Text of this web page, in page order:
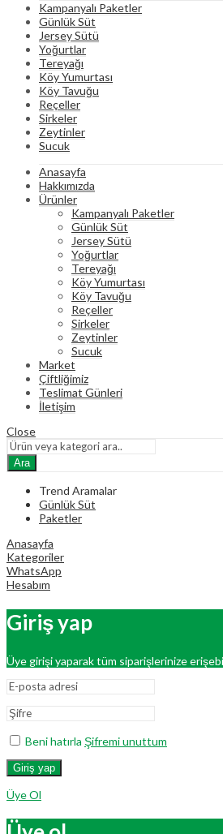
Kampanyalı Paketler
Günlük Süt
Jersey Sütü
Yoğurtlar
Tereyağı
Köy Yumurtası
Köy Tavuğu
Reçeller
Sirkeler
Zeytinler
Sucuk
Anasayfa
Hakkımızda
Ürünler
Kampanyalı Paketler
Günlük Süt
Jersey Sütü
Yoğurtlar
Tereyağı
Köy Yumurtası
Köy Tavuğu
Reçeller
Sirkeler
Zeytinler
Sucuk
Market
Çiftliğimiz
Teslimat Günleri
İletişim
Close
Ara
Trend Aramalar
Günlük Süt
Paketler
Anasayfa
Kategoriler
WhatsApp
Hesabım
Giriş yap
Üye girişi yaparak tüm siparişlerinize
Beni hatırla Şifremi unuttum
Giriş yap
Üye Ol